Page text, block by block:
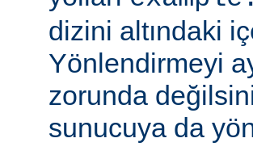
dizini altındaki
Yönlendirmeyi
zorunda
sunucuya da